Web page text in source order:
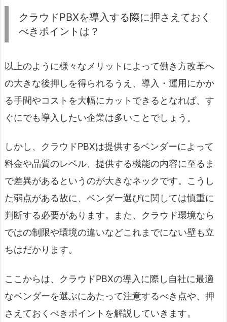
クラウドPBXを導入する際に押さえておく
べきポイントは？
以上のように様々なメリットによって働き方改革へ
の大きな後押しを得られるうえ、導入・運用にかか
る手間やコストを大幅にカットできるとなれば、す
ぐにでも導入したい企業は多いことでしょう。
しかし、クラウドPBXは提供するベンダーによって
料金や品質のレベル、提供する機能の内容に至るま
で差異があるというのが大きなネックです。こうし
た弱点がある故に、ベンダー選びに関しては慎重に
判断する必要があります。また、クラウド環境なら
ではの制限や環境の違いなどこれまでにない壁も立
ちはだかります。
ここからは、クラウドPBXの導入に際し自社に最適
なベンダーを選ぶにあたって注意するべき点や、押
さえておくべきポイントを解説していきます。